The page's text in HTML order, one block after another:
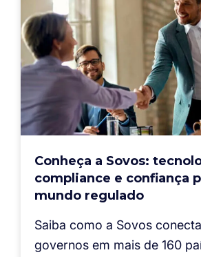
Conheça a Sovos:
compliance e confiança
mundo regulado
Saiba como a Sovos
governos em mais de 160